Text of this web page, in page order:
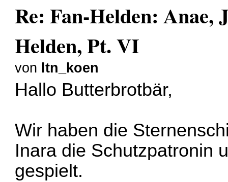
Re: Fan-Helden:
Helden, Pt. VI
von ltn_koen
Hallo Butterbrotbär,
Wir haben die
Inara die Schutzpatronin
gespielt.